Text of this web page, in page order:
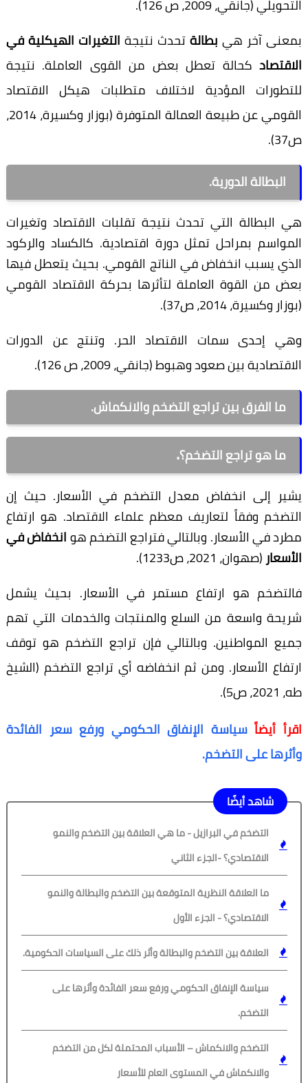
التحويلي (جانقي، 2009، ص 126).
بمعنى آخر هي بطالةتحدث نتيجة التغيرات الهيكلية في
الاقتصاد كحالة تعطل بعض من القوى العاملة. نتيجة
للتطورات المؤدية لاختلاف متطلبات هيكل الاقتصاد
القومي عن طبيعة العمالة المتوفرة (بوزار وكسيرة، 2014،
ص37).
البطالة الدورية.
هي البطالة التي تحدث نتيجة تقلبات الاقتصاد وتغيرات
المواسم بمراحل تمثل دورة اقتصادية. كالكساد والركود
الذي يسبب انخفاض في الناتج القومي. بحيث يتعطل فيها
بعض من القوة العاملة لتأثرها بحركة الاقتصاد القومي
(بوزار وكسيرة، 2014، ص37).
وهي إحدى سمات الاقتصاد الحر. وتنتج عن الدورات
الاقتصادية بين صعود وهبوط (جانقي، 2009، ص 126).
ما الفرق بين تراجع التضخم والانكماش.
ما هو تراجع التضخم؟.
يشير إلى انخفاض معدل التضخم في الأسعار. حيث إن
التضخم وفقاً لتعاريف معظم علماء الاقتصاد. هو ارتفاع
مطرد في الأسعار. وبالتالي فتراجع التضخم هوانخفاض في
الأسعار (صهوان، 2021، ص1233).
فالتضخم هو ارتفاع مستمر في الأسعار. بحيث يشمل
شريحة واسعة من السلع والمنتجات والخدمات التي تهم
جميع المواطنين. وبالتالي فإن تراجع التضخم هو توقف
ارتفاع الأسعار. ومن ثم انخفاضه أي تراجع التضخم (الشيخ
طه، 2021، ص5).
اقرأ أيضاً سياسة الإنفاق الحكومي ورفع سعر الفائدة
وأثرها على التضخم.
شاهد أيضًا
التضخم في البرازيل - ما هي العلاقة بين التضخم والنمو
الاقتصادي؟ -الجزء الثاني
ما العلاقة النظرية المتوقعة بين التضخم والبطالة والنمو
الاقتصادي؟ - الجزء الأول
العلاقة بين التضخم والبطالة وأثر ذلك على السياسات الحكومية.
سياسة الإنفاق الحكومي ورفع سعر الفائدة وأثرها على
التضخم.
التضخم والانكماش – الأسباب المحتملة لكل من التضخم
والانكماش في المستوى العام للأسعار